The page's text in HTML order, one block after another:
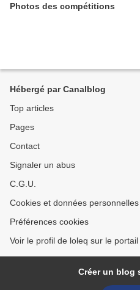
Photos des compétitions
Hébergé par Canalblog
Top articles
Pages
Contact
Signaler un abus
C.G.U.
Cookies et données personnelles
Préférences cookies
Voir le profil de loleq sur le
Créer un blog